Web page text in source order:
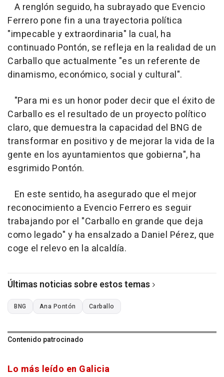
A renglón seguido, ha subrayado que Evencio
Ferrero pone fin a una trayectoria política
"impecable y extraordinaria" la cual, ha
continuado Pontón, se refleja en la realidad de un
Carballo que actualmente "es un referente de
dinamismo, económico, social y cultural".
"Para mi es un honor poder decir que el éxito de
Carballo es el resultado de un proyecto político
claro, que demuestra la capacidad del BNG de
transformar en positivo y de mejorar la vida de la
gente en los ayuntamientos que gobierna", ha
esgrimido Pontón.
En este sentido, ha asegurado que el mejor
reconocimiento a Evencio Ferrero es seguir
trabajando por el "Carballo en grande que deja
como legado" y ha ensalzado a Daniel Pérez, que
coge el relevo en la alcaldía.
Últimas noticias sobre estos temas
BNG Ana Pontón Carballo
Contenido patrocinado
Lo más leído en Galicia